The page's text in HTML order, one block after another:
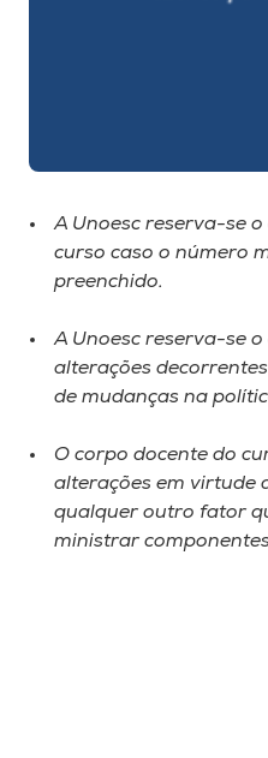
A Unoesc reserva-se
curso caso o número
preenchido.
A Unoesc reserva-se
alterações
de mudanças na
O corpo docente do
alterações em virtude
qualquer outro fator
ministrar